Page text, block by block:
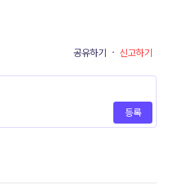
공유하기 · 신고하기
등록